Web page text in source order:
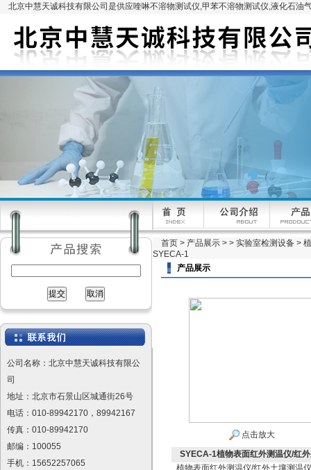
北京中慧天诚科技有限公司是供应喹啉不溶物测试仪,甲苯不溶物测试仪,液化石油
公司名称：北京中慧天诚科技有限公
司
地址：北京市石景山区城通街26号
电话：010-89942170，89942167
传真：010-89942170
邮编：100055
手机：15652257065
首页 > 产品展示 > > 实验室检测设备 >
SYECA-1
产品展示
点击放大
SYECA-1植物表面红外测温仪/红
植物表面红外测温仪/红外土壤测温